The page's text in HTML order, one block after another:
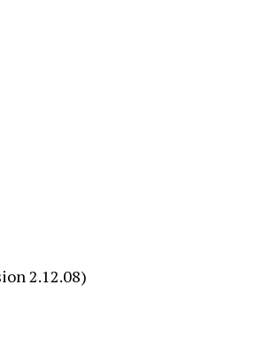
2.12.08)